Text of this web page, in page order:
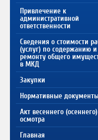
Привлечение к
административной
ответственности
Сведения о стоимости
(услуг) по содержанию и
ремонту общего
в МКД
Закупки
Нормативные
Акт весеннего (осеннего)
осмотра
Главная